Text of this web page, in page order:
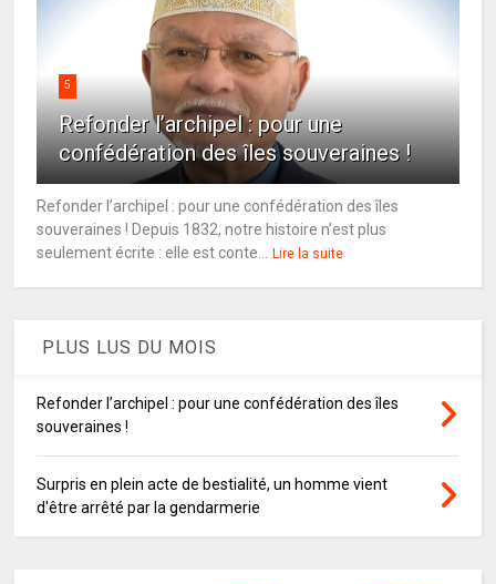
5
Refonder l’archipel : pour une
confédération des îles souveraines !
Refonder l’archipel : pour une confédération des îles
souveraines ! Depuis 1832, notre histoire n’est plus
seulement écrite : elle est conte...
Lire la suite
PLUS LUS DU MOIS
Refonder l’archipel : pour une confédération des îles
souveraines !
Surpris en plein acte de bestialité, un homme vient
d'être arrêté par la gendarmerie